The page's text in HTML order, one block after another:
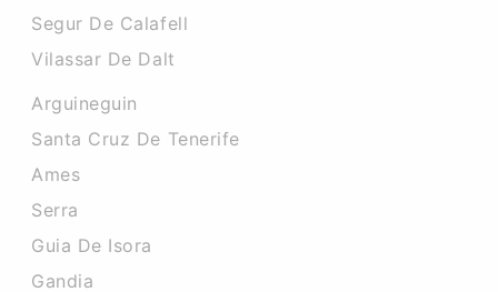
Segur De Calafell
Vilassar De Dalt
Arguineguin
Santa Cruz De Tenerife
Ames
Serra
Guia De Isora
Gandia